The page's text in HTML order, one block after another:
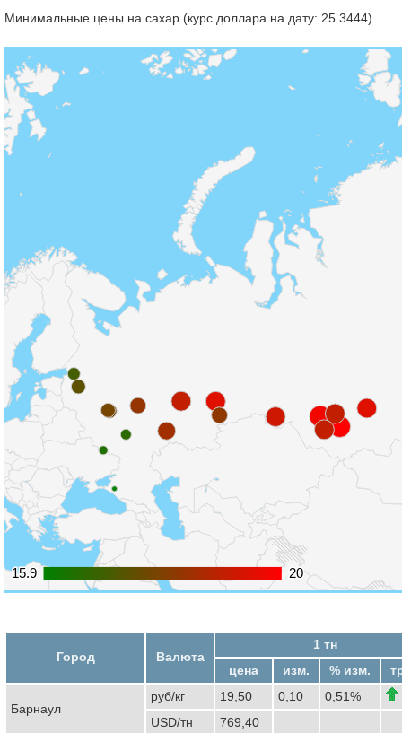
Минимальные цены на сахар (курс доллара на дату: 25.3444)
15.9
15.9 20
20
Город Валюта
1 тн
цена
изм. % изм.
Барнаул
руб/кг 19,50 0,10
0,51%
USD/тн
769,40